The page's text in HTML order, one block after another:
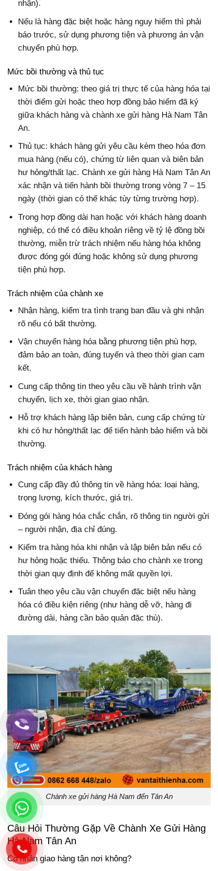
nhận).
Nếu là hàng đặc biệt hoặc hàng nguy hiểm thì phải
báo trước, sử dụng phương tiện và phương án vận
chuyển phù hợp.
Mức bồi thường và thủ tục
Mức bồi thường: theo giá trị thực tế của hàng hóa tại
thời điểm gửi hoặc theo hợp đồng bảo hiểm đã ký
giữa khách hàng và chành xe gửi hàng Hà Nam Tân
An.
Thủ tục: khách hàng gửi yêu cầu kèm theo hóa đơn
mua hàng (nếu có), chứng từ liên quan và biên bản
hư hỏng/thất lạc. Chành xe gửi hàng Hà Nam Tân An
xác nhận và tiến hành bồi thường trong vòng 7 – 15
ngày (thời gian có thể khác tùy từng trường hợp).
Trong hợp đồng dài hạn hoặc với khách hàng doanh
nghiệp, có thể có điều khoản riêng về tỷ lệ đồng bồi
thường, miễn trừ trách nhiệm nếu hàng hóa không
được đóng gói đúng hoặc không sử dụng phương
tiện phù hợp.
Trách nhiệm của chành xe
Nhận hàng, kiểm tra tình trạng ban đầu và ghi nhận
rõ nếu có bất thường.
Vận chuyển hàng hóa bằng phương tiện phù hợp,
đảm bảo an toàn, đúng tuyến và theo thời gian cam
kết.
Cung cấp thông tin theo yêu cầu về hành trình vận
chuyển, lịch xe, thời gian giao nhận.
Hỗ trợ khách hàng lập biên bản, cung cấp chứng từ
khi có hư hỏng/thất lạc để tiến hành bảo hiểm và bồi
thường.
Trách nhiệm của khách hàng
Cung cấp đầy đủ thông tin về hàng hóa: loại hàng,
trọng lượng, kích thước, giá trị.
Đóng gói hàng hóa chắc chắn, rõ thông tin người gửi
– người nhận, địa chỉ đúng.
Kiểm tra hàng hóa khi nhận và lập biên bản nếu có
hư hỏng hoặc thiếu. Thông báo cho chành xe trong
thời gian quy định để không mất quyền lợi.
Tuân theo yêu cầu vận chuyển đặc biệt nếu hàng
hóa có điều kiện riêng (như hàng dễ vỡ, hàng đi
đường dài, hàng cần bảo quản đặc thù).
Chành xe gửi hàng Hà Nam đến Tân An
Câu Hỏi Thường Gặp Về Chành Xe Gửi Hàng
Hà Nam Tân An
Có nhận giao hàng tận nơi không?